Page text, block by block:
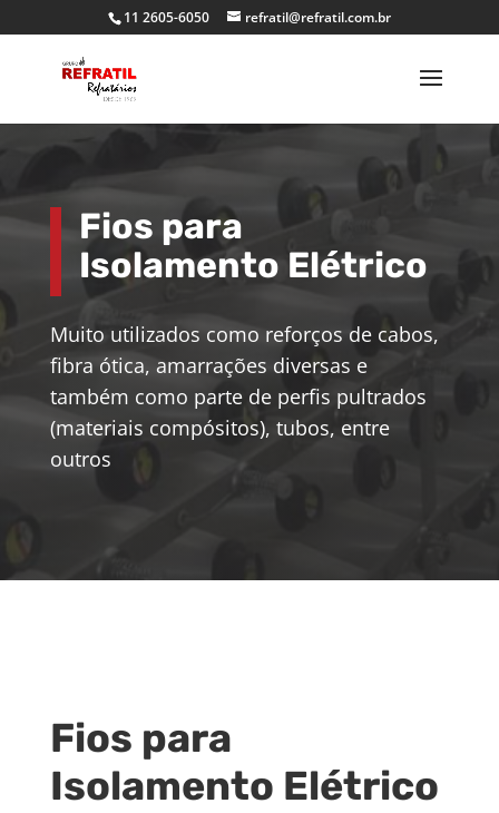
11 2605-6050 refratil@refratil.com.br
Fios para
Isolamento Elétrico
Muito utilizados como reforços de cabos,
fibra ótica, amarrações diversas e
também como parte de perfis pultrados
(materiais compósitos), tubos, entre
outros
Fios para
Isolamento Elétrico